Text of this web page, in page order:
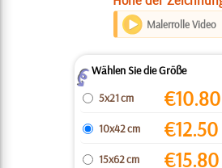
Malerrolle Video
ZWählen Sie die Größe
5x21 cm
€10.80
10x42 cm €12.50
15x62 cm €15.80